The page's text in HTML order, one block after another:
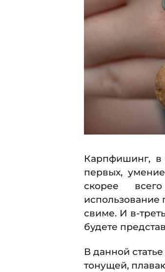
.
5
Карпфишинг, в
первых,
скорее
использование
свиме. И в-
будете
В данной
тонущей,